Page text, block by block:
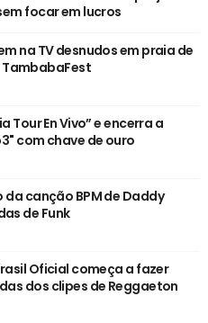
focar em lucros
na TV desnudos em praia de
Tour En Vivo” e encerra a
com chave de ouro
da canção BPM de Daddy
de Funk
Oficial começa a fazer
dos clipes de Reggaeton